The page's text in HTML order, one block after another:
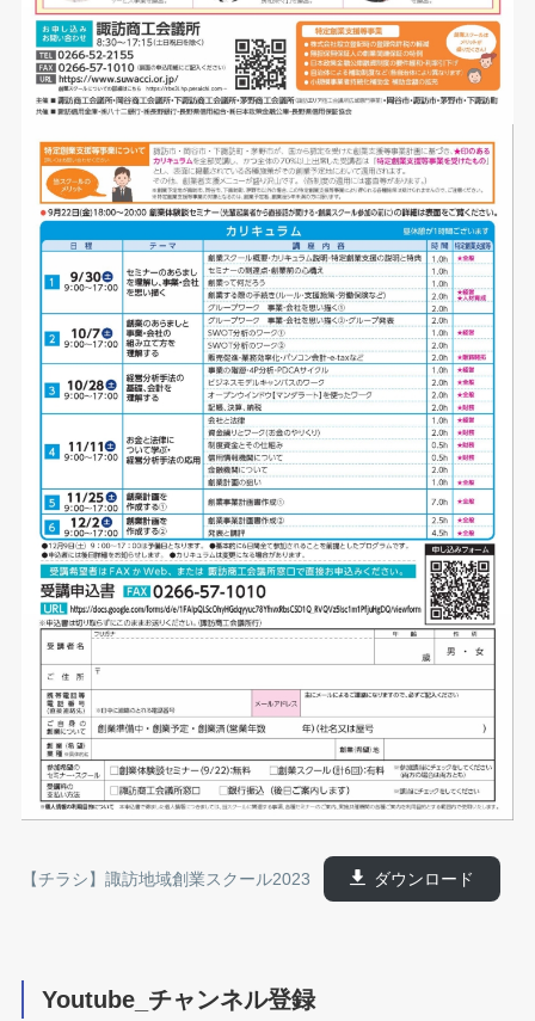
【チラシ】諏訪地域創業スクール2023 ダウンロード
Youtube_チャンネル登録